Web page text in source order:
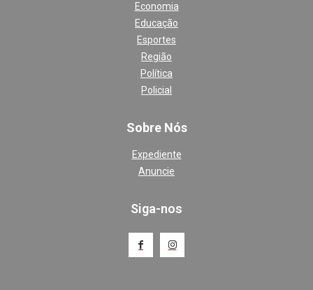
Economia
Educação
Esportes
Região
Política
Policial
Sobre Nós
Expediente
Anuncie
Siga-nos